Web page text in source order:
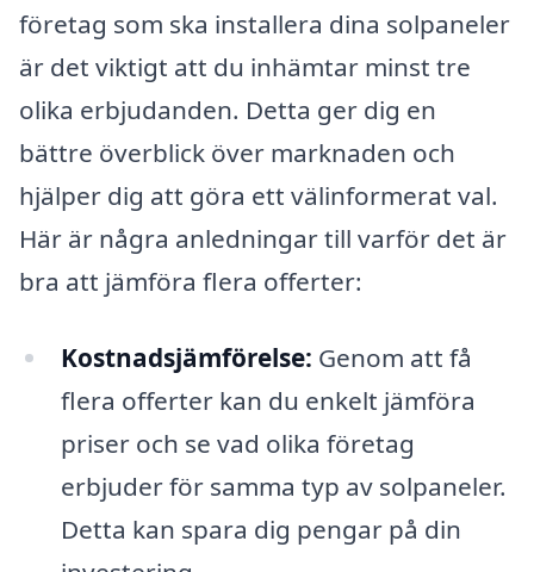
företag som ska installera dina solpaneler
är det viktigt att du inhämtar minst tre
olika erbjudanden. Detta ger dig en
bättre överblick över marknaden och
hjälper dig att göra ett välinformerat val.
Här är några anledningar till varför det är
bra att jämföra flera offerter:
Kostnadsjämförelse: Genom att få
flera offerter kan du enkelt jämföra
priser och se vad olika företag
erbjuder för samma typ av solpaneler.
Detta kan spara dig pengar på din